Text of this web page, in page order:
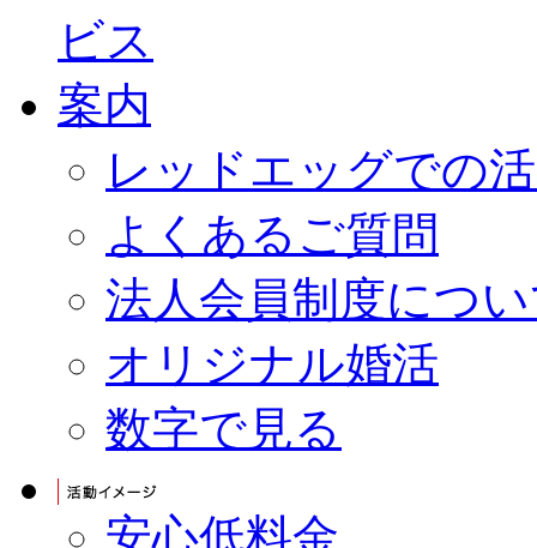
レッドエッグでの
よくあるご質問
法人会員制度につ
オリジナル婚活
数字で見る
安心低料金